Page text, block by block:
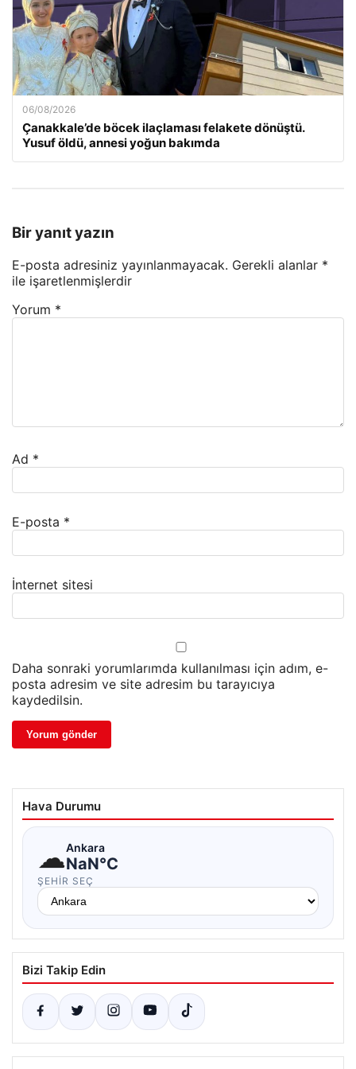
06/08/2026
Çanakkale’de böcek ilaçlaması felakete dönüştü.
Yusuf öldü, annesi yoğun bakımda
Bir yanıt yazın
E-posta adresiniz yayınlanmayacak. Gerekli alanlar *
ile işaretlenmişlerdir
Yorum *
Ad *
E-posta *
İnternet sitesi
Daha sonraki yorumlarımda kullanılması için adım, e-
posta adresim ve site adresim bu tarayıcıya
kaydedilsin.
Hava Durumu
☁Ankara
NaN°C
ŞEHIR SEÇ
Bizi Takip Edin